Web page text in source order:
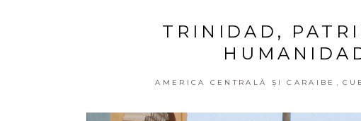
TRINIDAD,
AMERICA CENTRALĂ ȘI CARAIBE